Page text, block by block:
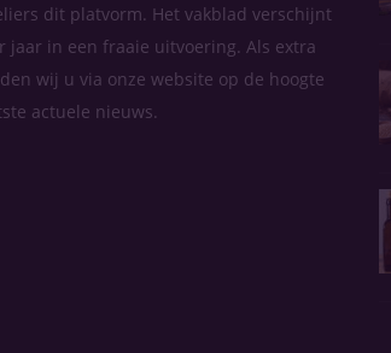
dit platvorm. Het vakblad verschijnt
jaar in een fraaie uitvoering. Als extra
wij u via onze website op de hoogte
actuele nieuws.